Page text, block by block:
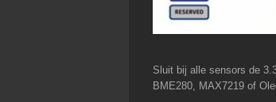
Sluit bij alle sensors de
BME280, MAX7219 of